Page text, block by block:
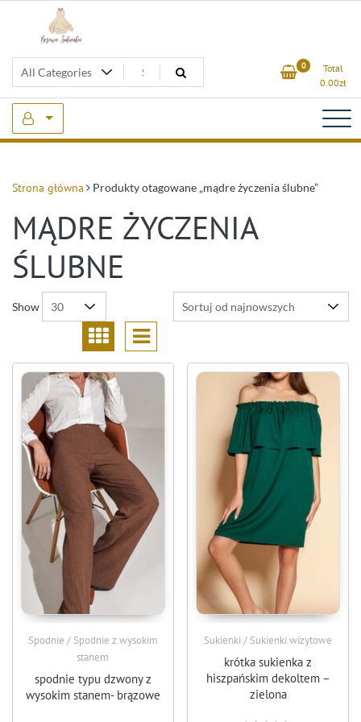
Beżowa Sukienka 0
Total
0.00zł
Strona główna Produkty otagowane „mądre życzenia ślubne”
MĄDRE ŻYCZENIA
ŚLUBNE
Show
Spodnie / Spodnie z wysokim
stanem
spodnie typu dzwony z
wysokim stanem- brązowe
Sukienki / Sukienki wizytowe
krótka sukienka z
hiszpańskim dekoltem –
zielona